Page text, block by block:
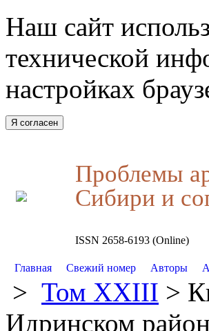
Наш сайт
технической
настройках
Я согласен
Проблемы
Сибири и
ISSN 2658-6193 (Online)
Главная Свежий номер Авторы
> Том XXIII >
Идринском